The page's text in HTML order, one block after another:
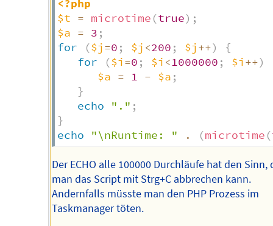
<?php
$t = microtime (true) ;
$a = 3 ;
for
($j=0 ; $j <200 ; $j++)
{
for
($i=0 ; $i <1000000 ; $i++)
$a = 1 - $a ;
}
echo
"." ;
}
echo
"\nRuntime: " . (microtime (
Der ECHO alle 100000 Durchläufe hat den Sinn,
man das Script mit Strg+C abbrechen kann.
Andernfalls müsste man den PHP Prozess im
Taskmanager töten.